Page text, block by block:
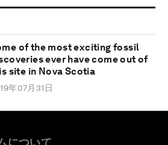
of the most exciting fossil
ever have come out of
site in Nova Scotia
年07月31日